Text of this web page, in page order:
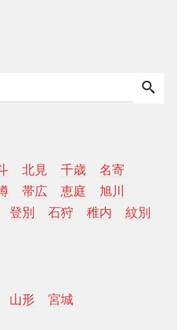
北見 千歳
名寄
帯広 恵庭
旭川
登別 石狩 稚内
紋別
山形 宮城